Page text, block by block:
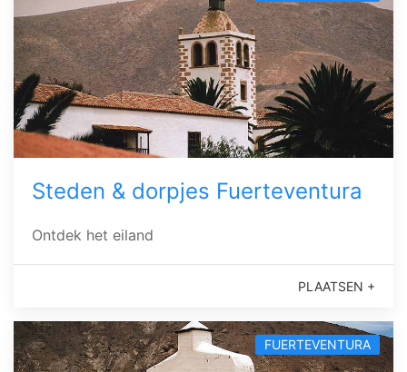
Steden & dorpjes Fuerteventura
Ontdek het eiland
PLAATSEN +
FUERTEVENTURA